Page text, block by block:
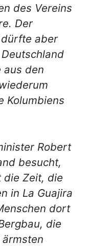
des Vereins
Der
aber
aus den
Kolumbiens
Robert
besucht,
die Zeit, die
in La Guajira
dort
die